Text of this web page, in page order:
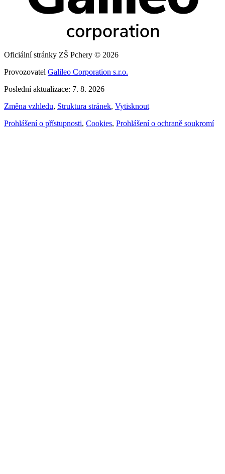
Oficiální stránky ZŠ Pchery © 2026
Provozovatel Galileo Corporation s.r.o.
Poslední aktualizace: 7. 8. 2026
Změna vzhledu, Struktura stránek, Vytisknout
Prohlášení o přístupnosti, Cookies, Prohlášení o ochraně soukromí